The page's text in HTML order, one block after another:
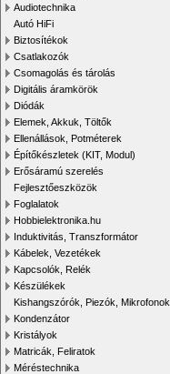
Audiotechnika
Autó HiFi
Biztosítékok
Csatlakozók
Csomagolás és tárolás
Digitális áramkörök
Diódák
Elemek, Akkuk, Töltők
Ellenállások, Potméterek
Építőkészletek (KIT, Modul)
Erősáramú szerelés
Fejlesztőeszközök
Foglalatok
Hobbielektronika.hu
Induktivitás, Transzformátor
Kábelek, Vezetékek
Kapcsolók, Relék
Készülékek
Kishangszórók, Piezók, Mikrofonok
Kondenzátor
Kristályok
Matricák, Feliratok
Méréstechnika